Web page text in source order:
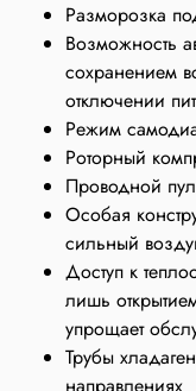
Разморозка
Возможность
сохранением
отключении
Режим
Роторный
Проводной
Особая
сильный
Доступ к
лишь
упрощает
Трубы